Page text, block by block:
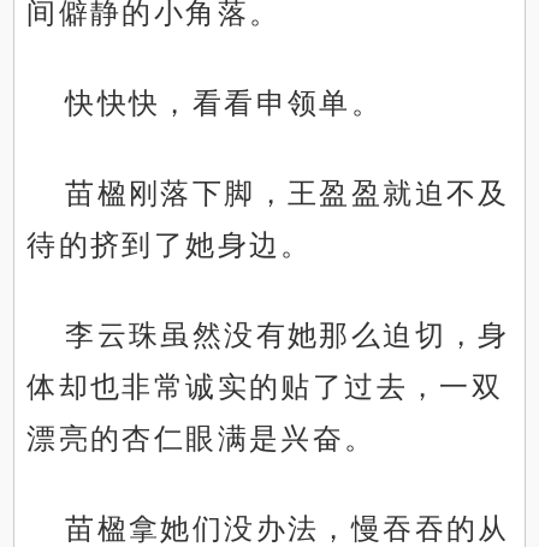
间僻静的小角落。
快快快，看看申领单。
苗楹刚落下脚，王盈盈就迫不及
待的挤到了她身边。
李云珠虽然没有她那么迫切，身
体却也非常诚实的贴了过去，一双
漂亮的杏仁眼满是兴奋。
苗楹拿她们没办法，慢吞吞的从